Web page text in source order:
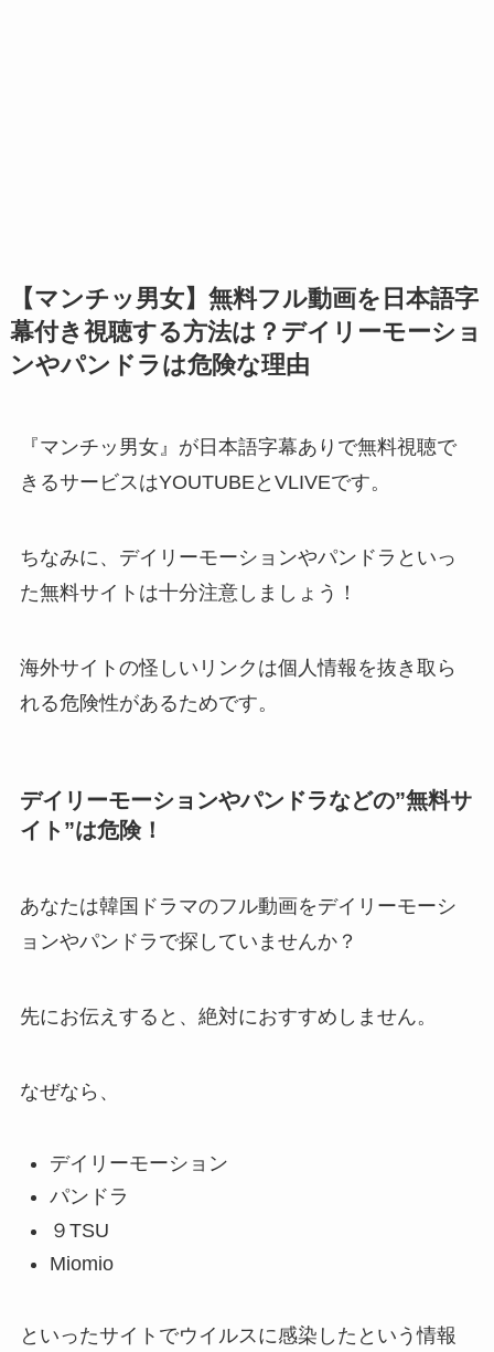
【マンチッ男女】無料フル動画を日本語字
幕付き視聴する方法は？デイリーモーショ
ンやパンドラは危険な理由
『マンチッ男女』が日本語字幕ありで無料視聴で
きるサービスはYOUTUBEとVLIVEです。
ちなみに、デイリーモーションやパンドラといっ
た無料サイトは十分注意しましょう！
海外サイトの怪しいリンクは個人情報を抜き取ら
れる危険性があるためです。
デイリーモーションやパンドラなどの”無料サ
イト”は危険！
あなたは韓国ドラマのフル動画をデイリーモーシ
ョンやパンドラで探していませんか？
先にお伝えすると、絶対におすすめしません。
なぜなら、
デイリーモーション
パンドラ
９TSU
Miomio
といったサイトでウイルスに感染したという情報